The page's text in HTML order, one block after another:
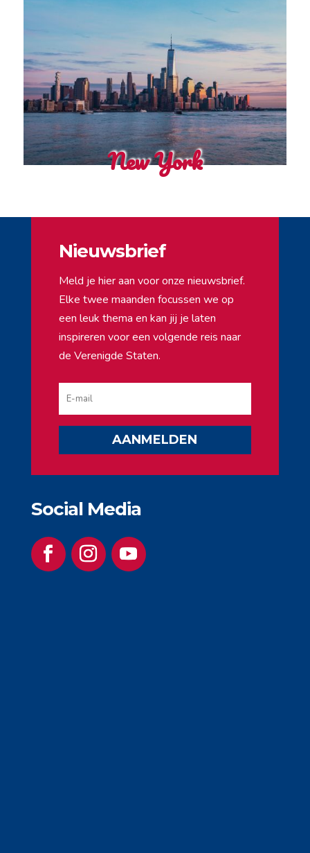
New York
Nieuwsbrief
Meld je hier aan voor onze nieuwsbrief.
Elke twee maanden focussen we op
een leuk thema en kan jij je laten
inspireren voor een volgende reis naar
de Verenigde Staten.
AANMELDEN
Social Media